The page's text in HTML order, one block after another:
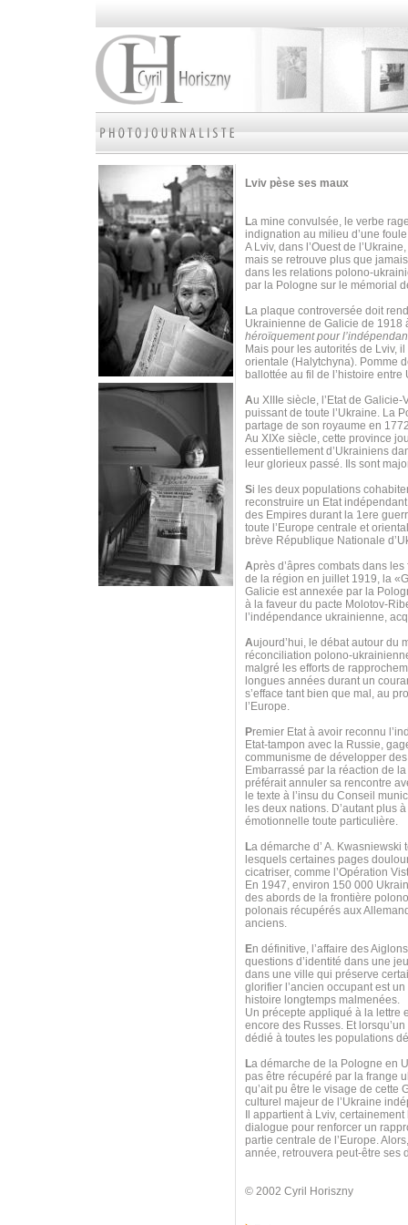
Lviv pèse ses maux
La mine convulsée, le verbe
indignation au milieu d’une
A Lviv, dans l’Ouest de
mais se retrouve plus que
dans les relations polono-
par la Pologne sur le mémorial
La plaque controversée doit
Ukrainienne de Galicie de 1918
héroïquement pour
Mais pour les autorités de Lviv,
orientale (Halytchyna). Pomme
ballottée au fil de l’histoire
Au XIIIe siècle, l’Etat de
puissant de toute l’Ukraine. La
partage de son royaume en
Au XIXe siècle, cette province
essentiellement d’Ukrainiens
leur glorieux passé. Ils sont
Si les deux populations
reconstruire un Etat
des Empires durant la 1ere
toute l’Europe centrale et
brève République Nationale
Après d’âpres combats dans
de la région en juillet 1919, la
Galicie est annexée par la
à la faveur du pacte Molotov-
l’indépendance ukrainienne,
Aujourd’hui, le débat autour du
réconciliation polono-
malgré les efforts de
longues années durant un
s’efface tant bien que mal, au
l’Europe.
Premier Etat à avoir reconnu
Etat-tampon avec la Russie,
communisme de développer
Embarrassé par la réaction de
préférait annuler sa rencontre
le texte à l’insu du Conseil
les deux nations. D’autant plus
émotionnelle toute particulière.
La démarche d’ A.
lesquels certaines pages
cicatriser, comme l’Opération
En 1947, environ 150 000
des abords de la frontière
polonais récupérés aux
anciens.
En définitive, l’affaire des
questions d’identité dans une
dans une ville qui préserve
glorifier l’ancien occupant est
histoire longtemps malmenées.
Un précepte appliqué à la lettre
encore des Russes. Et
dédié à toutes les populations
La démarche de la Pologne en
pas être récupéré par la frange
qu’ait pu être le visage de cette
culturel majeur de l’Ukraine
Il appartient à Lviv,
dialogue pour renforcer un
partie centrale de l’Europe.
année, retrouvera peut-être ses
© 2002 Cyril Horiszny